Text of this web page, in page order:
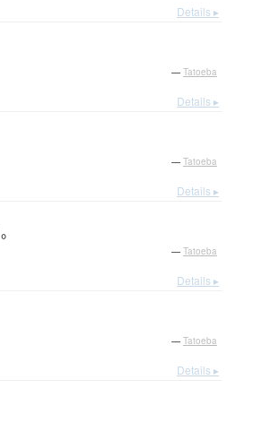
Details ▸
— Tatoeba
Details ▸
— Tatoeba
Details ▸
。
— Tatoeba
Details ▸
— Tatoeba
Details ▸